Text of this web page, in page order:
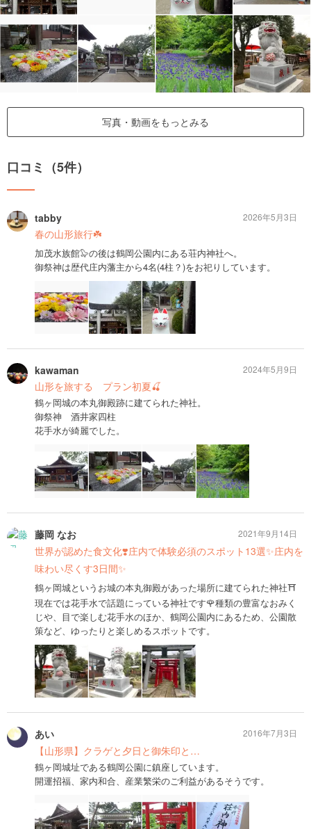
写真・動画をもっとみる
口コミ（5件）
tabby
春の山形旅行☘️
加茂水族館🦭の後は鶴岡公園内にある荘内神社へ。
御祭神は歴代庄内藩主から4名(4柱？)をお祀りしています。
2026年5月3日
kawaman
山形を旅する プラン初夏🍒
鶴ヶ岡城の本丸御殿跡に建てられた神社。
御祭神 酒井家四柱
花手水が綺麗でした。
2024年5月9日
藤岡 なお
世界が認めた食文化❣️庄内で体験必須のスポット13選✨庄内を
味わい尽くす3日間✨
鶴ヶ岡城というお城の本丸御殿があった場所に建てられた神社⛩
現在では花手水で話題にっている神社です🌹種類の豊富なおみく
じや、目で楽しむ花手水のほか、鶴岡公園内にあるため、公園散
策など、ゆったりと楽しめるスポットです。
2021年9月14日
あい
【山形県】クラゲと夕日と御朱印と…
鶴ヶ岡城址である鶴岡公園に鎮座しています。
開運招福、家内和合、産業繁栄のご利益があるそうです。
2016年7月3日